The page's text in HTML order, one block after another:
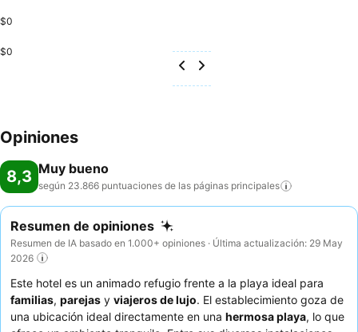
$0
$0
Opiniones
8,3 Muy bueno
según 23.866 puntuaciones de las páginas principales
Resumen de opiniones
Resumen de IA basado en 1.000+ opiniones · Última actualización: 29 May
2026
Este hotel es un animado refugio frente a la playa ideal para
familias, parejas y viajeros de lujo. El establecimiento goza de
una ubicación ideal directamente en una hermosa playa, lo que